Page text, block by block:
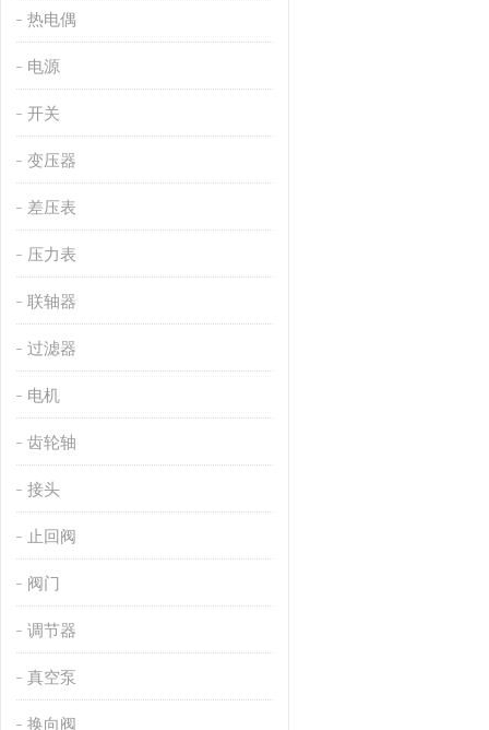
热电偶
电源
开关
变压器
差压表
压力表
联轴器
过滤器
电机
齿轮轴
接头
止回阀
阀门
调节器
真空泵
换向阀